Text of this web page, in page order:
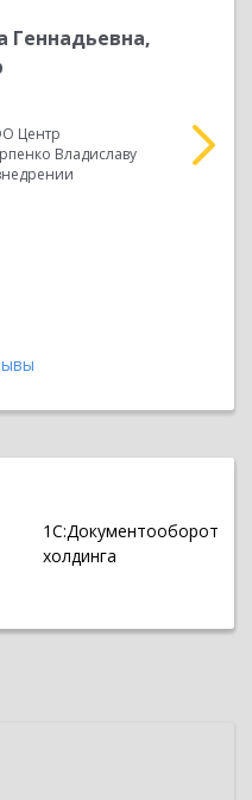
Геннадьевна,
Владиславу
Отзыв о
1С:Документооборот
холдинга